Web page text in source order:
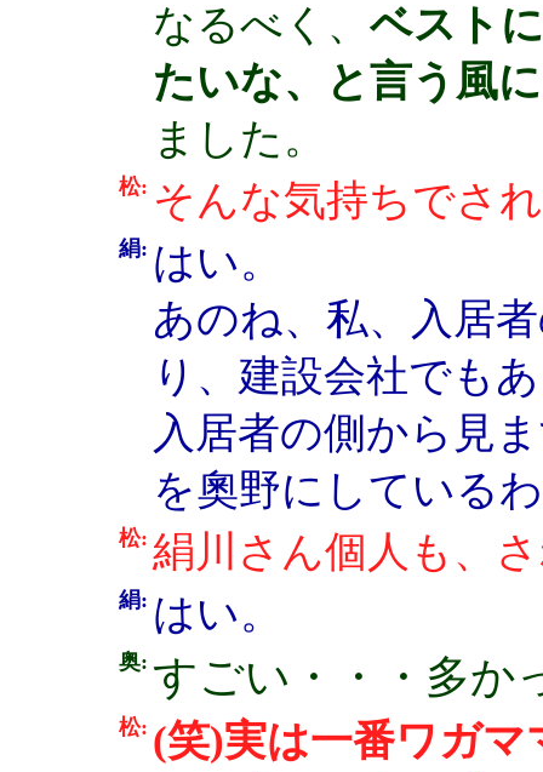
なるべく、 ベスト
たいな、と言う風
ました。
松: そんな気持ちでさ
絹: はい。
あのね、私、入居
り、建設会社でも
入居者の側から見
を奧野にしている
松: 絹川さん個人も、
絹: はい。
奥: すごい・・・多か
松: (笑)実は一番ワガ